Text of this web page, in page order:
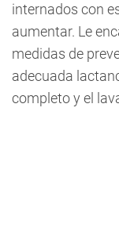
internados con
aumentar. Le
medidas de
adecuada
completo y el